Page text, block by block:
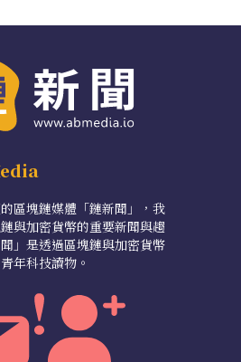
區塊鏈媒體「鏈新聞」，我
與加密貨幣的重要新聞與趨
」是透過區塊鏈與加密貨幣
年科技讀物。